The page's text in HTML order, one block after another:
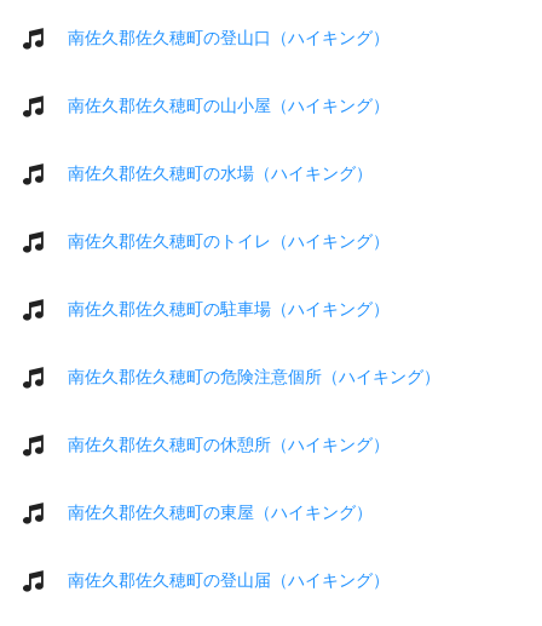
南佐久郡佐久穂町の登山口（ハイキング）
南佐久郡佐久穂町の山小屋（ハイキング）
南佐久郡佐久穂町の水場（ハイキング）
南佐久郡佐久穂町のトイレ（ハイキング）
南佐久郡佐久穂町の駐車場（ハイキング）
南佐久郡佐久穂町の危険注意個所（ハイキング）
南佐久郡佐久穂町の休憩所（ハイキング）
南佐久郡佐久穂町の東屋（ハイキング）
南佐久郡佐久穂町の登山届（ハイキング）